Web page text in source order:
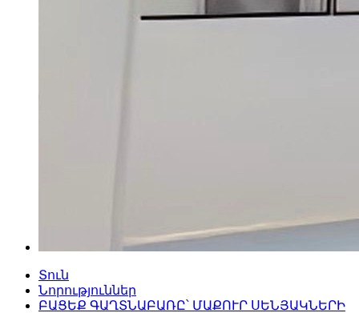
Տուն
Նորություններ
ԲԱՑԵՔ ԳԱՂՏՆԱԲԱՌԸ՝ ՄԱՔՈՒՐ ՍԵՆՅԱԿՆԵՐԻ